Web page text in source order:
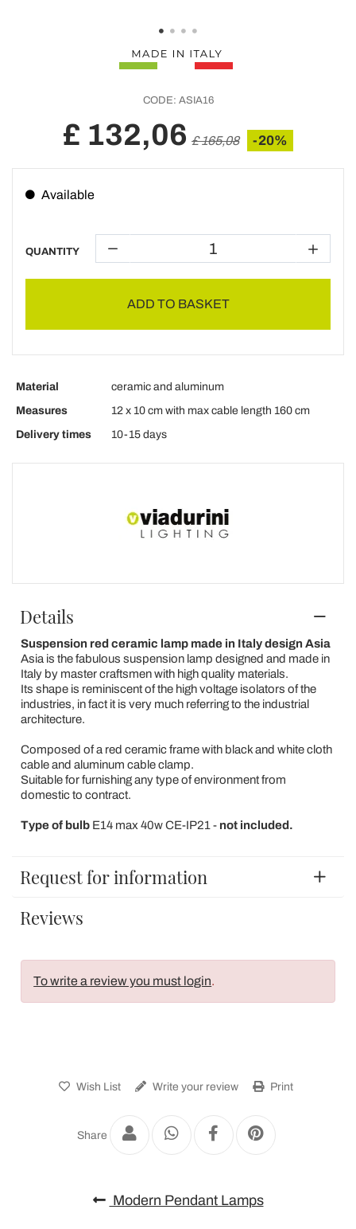
CODE: ASIA16
£ 132,06 £ 165,08 -20%
Available
QUANTITY
ADD TO BASKET
Material
ceramic and aluminum
Measures
12 x 10 cm with max cable length 160 cm
Delivery times
10-15 days
Details
Suspension red ceramic lamp made in Italy design Asia
Asia is the fabulous suspension lamp designed and made in
Italy by master craftsmen with high quality materials.
Its shape is reminiscent of the high voltage isolators of the
industries, in fact it is very much referring to the industrial
architecture.
Composed of a red ceramic frame with black and white cloth
cable and aluminum cable clamp.
Suitable for furnishing any type of environment from
domestic to contract.
Type of bulbE14 max 40w CE-IP21 - not included.
Request for information
Reviews
To write a review you must login.
Wish List Write your review Print
Share
Modern Pendant Lamps